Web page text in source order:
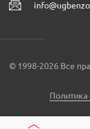
© 1998-2026 Все
Политика